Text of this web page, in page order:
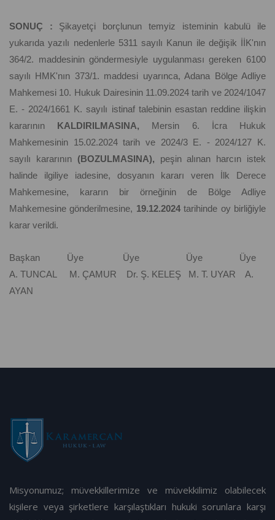
SONUÇ : Şikayetçi borçlunun temyiz isteminin kabulü ile
yukarıda yazılı nedenlerle 5311 sayılı Kanun ile değişik İİK'nın
364/2. maddesinin göndermesiyle uygulanması gereken 6100
sayılı HMK'nın 373/1. maddesi uyarınca, Adana Bölge Adliye
Mahkemesi 10. Hukuk Dairesinin 11.09.2024 tarih ve 2024/1047
E. - 2024/1661 K. sayılı istinaf talebinin esastan reddine ilişkin
kararının KALDIRILMASINA, Mersin 6. İcra Hukuk
Mahkemesinin 15.02.2024 tarih ve 2024/3 E. - 2024/127 K.
sayılı kararının (BOZULMASINA), peşin alınan harcın istek
halinde ilgiliye iadesine, dosyanın kararı veren İlk Derece
Mahkemesine, kararın bir örneğinin de Bölge Adliye
Mahkemesine gönderilmesine, 19.12.2024tarihinde oy birliğiyle
karar verildi.
Başkan Üye Üye Üye Üye
A. TUNCAL M. ÇAMUR Dr. Ş. KELEŞ M. T. UYAR A.
AYAN
Misyonumuz; müvekkillerimize ve müvekkilimiz olabilecek
kişilere veya şirketlere karşılaştıkları hukuki sorunlara karşı